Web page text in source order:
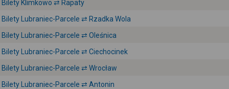
Bilety Klimkowo ⇄ Rapaty
Bilety Lubraniec-Parcele ⇄ Rzadka Wola
Bilety Lubraniec-Parcele ⇄ Oleśnica
Bilety Lubraniec-Parcele ⇄ Ciechocinek
Bilety Lubraniec-Parcele ⇄ Wrocław
Bilety Lubraniec-Parcele ⇄ Antonin